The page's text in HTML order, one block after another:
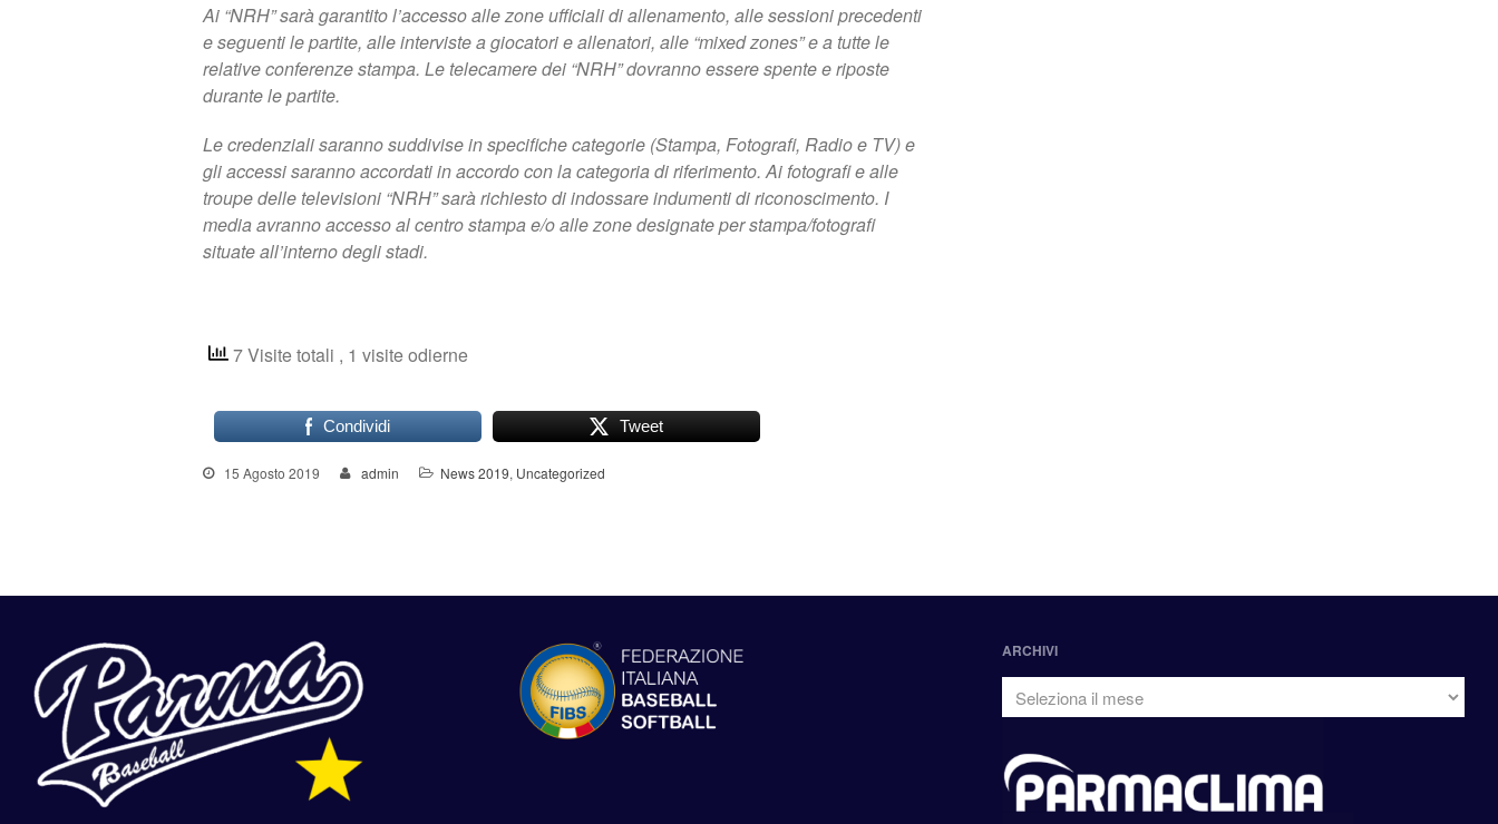
Ai “NRH” sarà garantito l’accesso alle zone ufficiali di allenamento, alle sessioni precedenti
e seguenti le partite, alle interviste a giocatori e allenatori, alle “mixed zones” e a tutte le
relative conferenze stampa. Le telecamere dei “NRH” dovranno essere spente e riposte
durante le partite.
Le credenziali saranno suddivise in specifiche categorie (Stampa, Fotografi, Radio e TV) e
gli accessi saranno accordati in accordo con la categoria di riferimento. Ai fotografi e alle
troupe delle televisioni “NRH” sarà richiesto di indossare indumenti di riconoscimento. I
media avranno accesso al centro stampa e/o alle zone designate per stampa/fotografi
situate all’interno degli stadi.
7 Visite totali , 1 visite odierne
Condividi Tweet
15 Agosto 2019 admin News 2019, Uncategorized
ARCHIVI